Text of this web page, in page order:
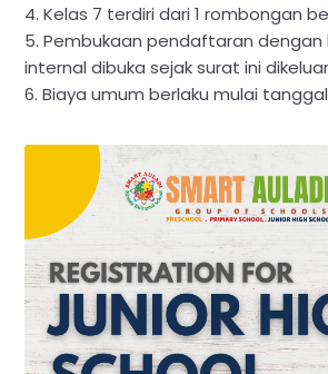
4. Kelas 7 terdiri dari 1 rombongan
5. Pembukaan pendaftaran dengan
internal dibuka sejak surat ini
6. Biaya umum berlaku mulai